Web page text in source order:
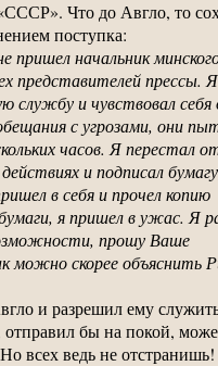
Что до Авгло, то
поступка:
пришел начальник
представителей прессы.
службу и чувствовал себя
с угрозами, они
часов. Я перестал
и подписал
в себя и прочел копию
я пришел в ужас. Я
прошу Ваше
можно скорее объяснить
и разрешил ему
бы на покой,
всех ведь не отстранишь!